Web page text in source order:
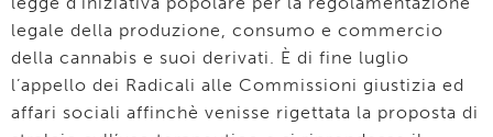
legale della produzione, consumo e commercio
della cannabis e suoi derivati. È di fine luglio
l’appello dei Radicali alle Commissioni giustizia ed
affari sociali affinchè venisse rigettata la proposta di